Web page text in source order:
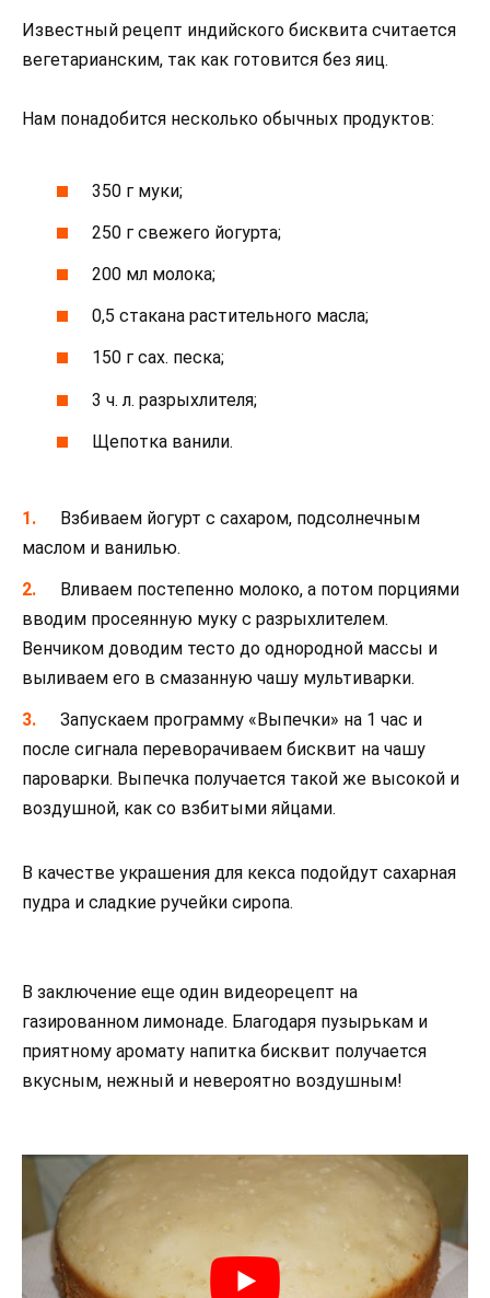
Известный рецепт индийского бисквита считается
вегетарианским, так как готовится без яиц.
Нам понадобится несколько обычных продуктов:
350 г муки;
250 г свежего йогурта;
200 мл молока;
0,5 стакана растительного масла;
150 г сах. песка;
3 ч. л. разрыхлителя;
Щепотка ванили.
Взбиваем йогурт с сахаром, подсолнечным
маслом и ванилью.
Вливаем постепенно молоко, а потом порциями
вводим просеянную муку с разрыхлителем.
Венчиком доводим тесто до однородной массы и
выливаем его в смазанную чашу мультиварки.
Запускаем программу «Выпечки» на 1 час и
после сигнала переворачиваем бисквит на чашу
пароварки. Выпечка получается такой же высокой и
воздушной, как со взбитыми яйцами.
В качестве украшения для кекса подойдут сахарная
пудра и сладкие ручейки сиропа.
В заключение еще один видеорецепт на
газированном лимонаде. Благодаря пузырькам и
приятному аромату напитка бисквит получается
вкусным, нежный и невероятно воздушным!